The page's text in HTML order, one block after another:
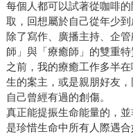
每個人都可以試著從咖啡
取，回想屬於自己從年少
除了寫作、廣播主持、企
師」與「療癒師」的雙重
之前，我的療癒工作多半
生的案主，或是親朋好友
自己曾經有過的創傷。
真正能提振生命能量的，
是珍惜生命中所有人際遇